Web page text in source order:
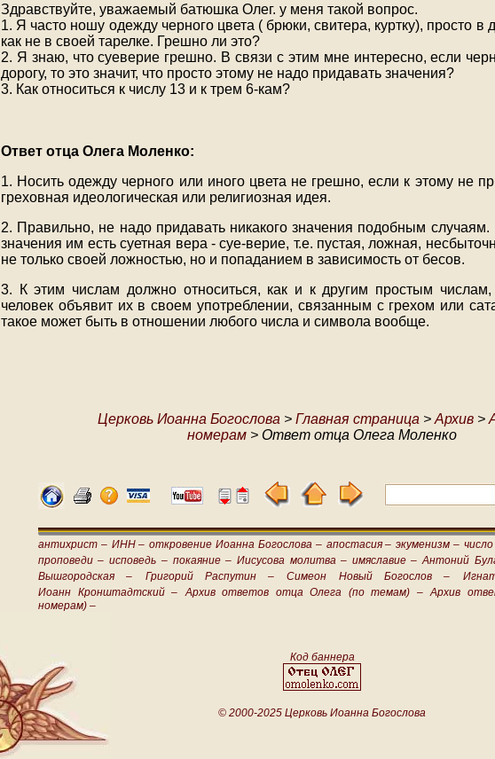
Здравствуйте, уважаемый батюшка Олег. у меня такой вопрос.
1. Я часто ношу одежду черного цвета ( брюки, свитера, куртку), просто в
как не в своей тарелке. Грешно ли это?
2. Я знаю, что суеверие грешно. В связи с этим мне интересно, если
дорогу, то это значит, что просто этому не надо придавать значения?
3. Как относиться к числу 13 и к трем 6-кам?
Ответ отца Олега Моленко:
1. Носить одежду черного или иного цвета не грешно, если к этому не
греховная идеологическая или религиозная идея.
2. Правильно, не надо придавать никакого значения подобным случаям.
значения им есть суетная вера - суе-верие, т.е. пустая, ложная,
не только своей ложностью, но и попаданием в зависимость от бесов.
3. К этим числам должно относиться, как и к другим простым числам,
человек объявит их в своем употреблении, связанным с грехом или
такое может быть в отношении любого числа и символа вообще.
Церковь Иоанна Богослова > Главная страница > Архив>
номерам > Ответ отца Олега Моленко
антихрист – ИНН – откровение Иоанна Богослова – апостасия – экуменизм –
проповеди – исповедь – покаяние – Иисусова молитва – имяславие – Антоний
Вышгородская –
Григорий Распутин – Симеон Новый Богослов –
Иоанн Кронштадтский –
Архив ответов отца Олега (по темам) –
Архив
номерам) –
Код баннера
© 2000-2025 Церковь Иоанна Богослова